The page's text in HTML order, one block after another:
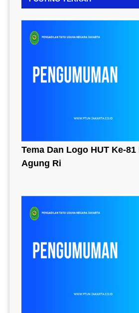
Tema Dan Logo HUT Ke-81
Agung Ri